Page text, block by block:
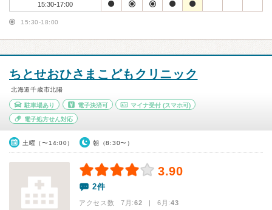
15:30-17:00
15:30-18:00
ちとせおひさまこどもクリニック
北海道千歳市北陽
駐車場あり 電子決済可 マイナ受付 (スマホ可)
電子処方せん対応
土曜（〜14:00） 朝（8:30〜）
3.90
2件
アクセス数 7月:62 | 6月:43